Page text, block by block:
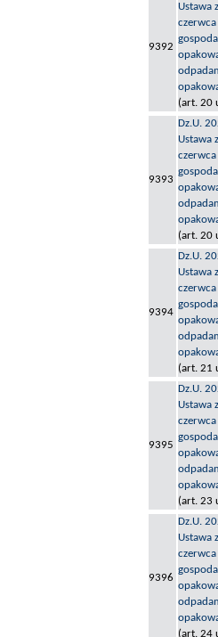
9392
Ustawa
(art. 20
9393
Dz.U.
Ustawa
(art. 20
9394
Dz.U.
Ustawa
(art. 21
9395
Dz.U.
Ustawa
(art. 23
9396
Dz.U.
Ustawa
(art. 24